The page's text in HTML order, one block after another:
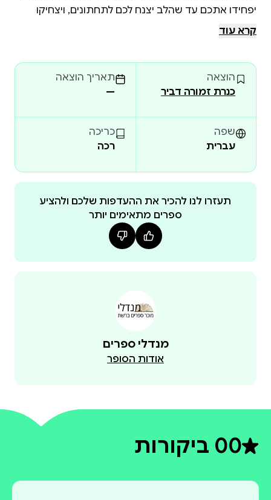
יפחידו אתכם עד שהלב יצנח לכם לתחתונים, ויצחיקו
אתכם עד שתכאב לכם הבטן. ואם לא תירדמו בלילה
גלו איך נראים החיים מנקודת מבטו של ראולי ג'פרסון
תכירו את רולנד האמיץ וידידו גארג הברברי ותצטרפו
אליהם למסע רצוף סכנות. הם יפגשו טרולים, אלפים
קרא עוד
הוצאה
כנרת זמורה דביר
תאריך הוצאה
—
שפה
עברית
כריכה
רכה
תעזרו לנו להכיר את ההעדפות שלכם ולהציע
ספרים מתאימים יותר
מנדלי ספרים
אודות הסופר
0דירוג ממוצע 0 מתוך 5
0 ביקורות